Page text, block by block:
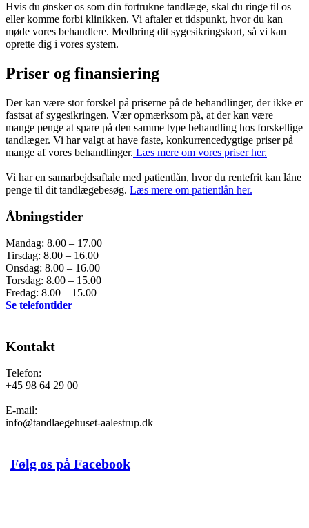
Hvis du ønsker os som din fortrukne tandlæge, skal du ringe til os
eller komme forbi klinikken. Vi aftaler et tidspunkt, hvor du kan
møde vores behandlere. Medbring dit sygesikringskort, så vi kan
oprette dig i vores system.
Priser og finansiering
Der kan være stor forskel på priserne på de behandlinger, der ikke er
fastsat af sygesikringen. Vær opmærksom på, at der kan være
mange penge at spare på den samme type behandling hos forskellige
tandlæger. Vi har valgt at have faste, konkurrencedygtige priser på
mange af vores behandlinger. Læs mere om vores priser her.
Vi har en samarbejdsaftale med patientlån, hvor du rentefrit kan låne
penge til dit tandlægebesøg. Læs mere om patientlån her.
Åbningstider
Mandag: 8.00 – 17.00
Tirsdag: 8.00 – 16.00
Onsdag: 8.00 – 16.00
Torsdag: 8.00 – 15.00
Fredag: 8.00 – 15.00
Se telefontider
Kontakt
Telefon:
+45 98 64 29 00
E-mail:
info@tandlaegehuset-aalestrup.dk
Følg os på Facebook